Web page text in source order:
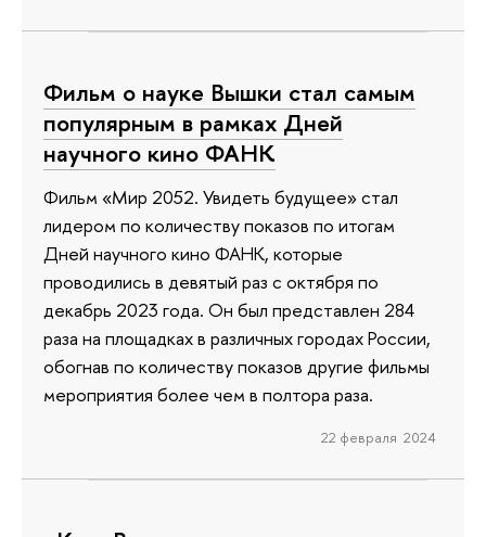
Фильм о науке Вышки стал самым
популярным в рамках Дней
научного кино ФАНК
Фильм «Мир 2052. Увидеть будущее» стал
лидером по количеству показов по итогам
Дней научного кино ФАНК, которые
проводились в девятый раз с октября по
декабрь 2023 года. Он был представлен 284
раза на площадках в различных городах России,
обогнав по количеству показов другие фильмы
мероприятия более чем в полтора раза.
22 февраля 2024